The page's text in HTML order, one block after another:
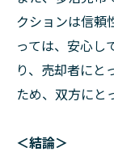
クションは信頼
っては、安心し
り、売却者にと
ため、双方にと
＜結論＞